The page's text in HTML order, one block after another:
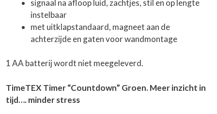
signaal na afloop luid, zachtjes, stil en op lengte
instelbaar
met uitklapstandaard, magneet aan de
achterzijde en gaten voor wandmontage
1 AA batterij wordt niet meegeleverd.
TimeTEX Timer “Countdown” Groen. Meer inzicht in
tijd…. minder stress